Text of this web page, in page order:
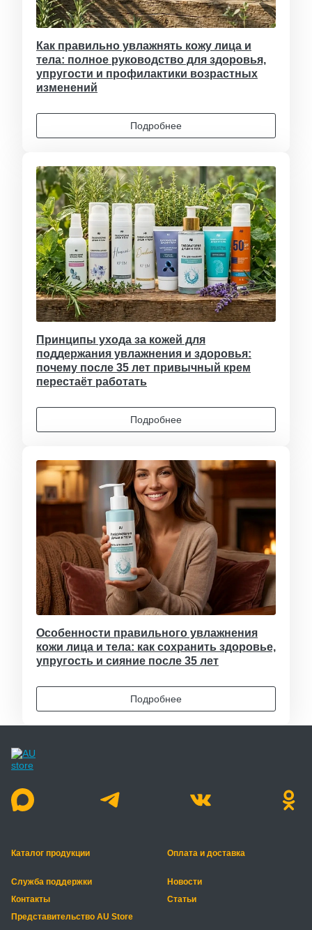
Как правильно увлажнять кожу лица и
тела: полное руководство для здоровья,
упругости и профилактики возрастных
изменений
Подробнее
Принципы ухода за кожей для
поддержания увлажнения и здоровья:
почему после 35 лет привычный крем
перестаёт работать
Подробнее
Особенности правильного увлажнения
кожи лица и тела: как сохранить здоровье,
упругость и сияние после 35 лет
Подробнее
Каталог продукции Оплата и доставка
Служба поддержки
Новости
Контакты
Статьи
Представительство AU Store